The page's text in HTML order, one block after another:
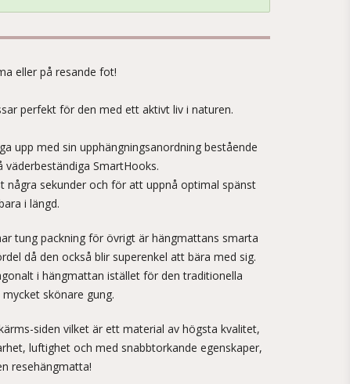
eller på resande fot!
perfekt för den med ett aktivt liv i naturen.
upp med sin upphängningsanordning bestående
SmartHooks.
några sekunder och för att uppnå optimal spänst
i längd.
tung packning för övrigt är hängmattans smarta
då den också blir superenkel att bära med sig.
i hängmattan istället för den traditionella
skönare gung.
siden vilket är ett material av högsta kvalitet,
luftighet och med snabbtorkande egenskaper,
resehängmatta!